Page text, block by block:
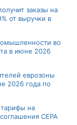
заказы на
от выручки в
во
в июне 2026
еврозоны
2026 года по
на
CEPA